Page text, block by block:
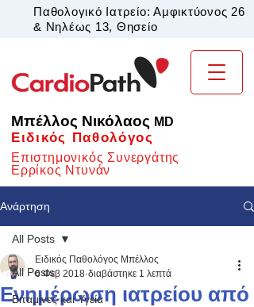
Παθολογικό Ιατρείο: Αμφικτύονος 26
& Νηλέως 13, Θησείο
Μπέλλος Νικόλαος MD
Ειδικός Παθολόγος
Επιστημονικός Συνεργάτης
Ερρίκος Ντυνάν
Ανάρτηση
All Posts
Βιταμίνες και Υγεία
All Posts
Ενημέρωση ιατρείου από
Ειδικός Παθολόγος Μπέλλος
6 Φεβ 2018 διαβάστηκε 1 λεπτά